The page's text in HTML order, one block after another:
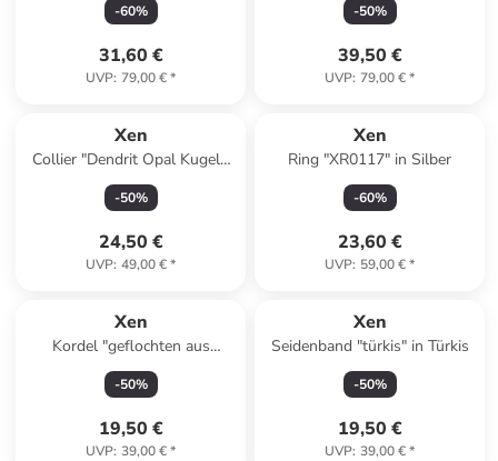
-60%
31,60 €
UVP: 79,00 €*
-50%
39,50 €
UVP: 79,00 €*
Xen
Collier "Dendrit Opal Kugeln
4-4,5 mm" in Weiß
-50%
24,50 €
UVP: 49,00 €*
Xen
Ring "XR0117" in Silber
-60%
23,60 €
UVP: 59,00 €*
Xen
Kordel "geflochten aus
Microfaser lila rosévergoldet"
in Lila
-50%
19,50 €
UVP: 39,00 €*
Xen
Seidenband "türkis" in Türkis
-50%
19,50 €
UVP: 39,00 €*